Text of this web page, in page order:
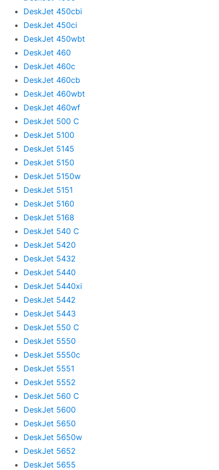
DeskJet 450cbi
DeskJet 450ci
DeskJet 450wbt
DeskJet 460
DeskJet 460c
DeskJet 460cb
DeskJet 460wbt
DeskJet 460wf
DeskJet 500 C
DeskJet 5100
DeskJet 5145
DeskJet 5150
DeskJet 5150w
DeskJet 5151
DeskJet 5160
DeskJet 5168
DeskJet 540 C
DeskJet 5420
DeskJet 5432
DeskJet 5440
DeskJet 5440xi
DeskJet 5442
DeskJet 5443
DeskJet 550 C
DeskJet 5550
DeskJet 5550c
DeskJet 5551
DeskJet 5552
DeskJet 560 C
DeskJet 5600
DeskJet 5650
DeskJet 5650w
DeskJet 5652
DeskJet 5655